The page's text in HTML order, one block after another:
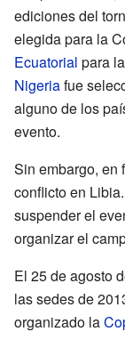
ediciones del
elegida para la
Ecuatorial para
Nigeriafue
alguno de los
evento.
Sin embargo, en
conflicto en
suspender el
organizar el
El 25 de agosto
las sedes de
organizado la